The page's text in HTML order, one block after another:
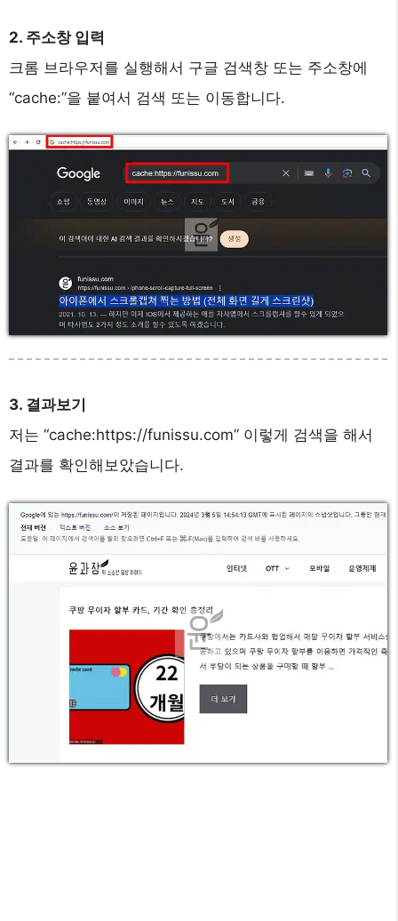
2. 주소창 입력
크롬 브라우저를 실행해서 구글 검색창 또는 주소창에
“cache:”을 붙여서 검색 또는 이동합니다.
3. 결과보기
저는 “cache:https://funissu.com” 이렇게 검색을 해서
결과를 확인해보았습니다.